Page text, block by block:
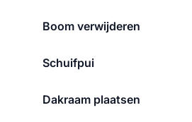
Boom verwijderen
Schuifpui
Dakraam plaatsen